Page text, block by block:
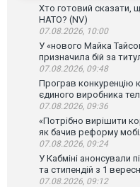
Хто готовий сказати,
НАТО? (NV)
07.08.2026, 10:00
У «нового Майка
призначила бій за
07.08.2026, 09:48
Програв конкуренцію
єдиного виробника
07.08.2026, 09:36
«Потрібно вирішити
як бачив реформу
07.08.2026, 09:24
У Кабміні анонсували
та стипендій з 1
07.08.2026, 09:12